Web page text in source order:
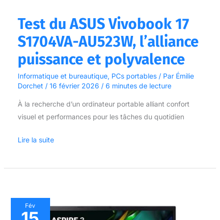
Test du ASUS Vivobook 17
S1704VA-AU523W, l’alliance
puissance et polyvalence
Informatique et bureautique, PCs portables/ Par Émilie
Dorchet / 16 février 2026 / 6 minutes de lecture
À la recherche d’un ordinateur portable alliant confort
visuel et performances pour les tâches du quotidien
Lire la suite
Fév
Test
Acer